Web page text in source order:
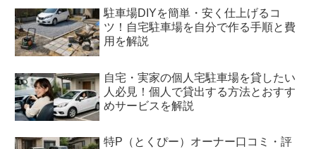
駐車場DIYを簡単・安く仕上げるコ
ツ！自宅駐車場を自分で作る手順と費
用を解説
自宅・実家の個人宅駐車場を貸したい
人必見！個人で貸出する方法とおすす
めサービスを解説
特P（とくぴー）オーナー口コミ・評